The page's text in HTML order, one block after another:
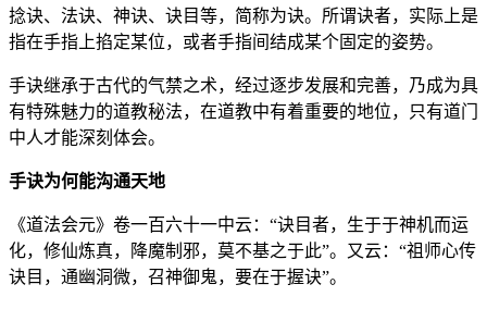
捻诀、法诀、神诀、诀目等，简称为诀。所谓诀者，实际上是
指在手指上掐定某位，或者手指间结成某个固定的姿势。
手诀继承于古代的气禁之术，经过逐步发展和完善，乃成为具
有特殊魅力的道教秘法，在道教中有着重要的地位，只有道门
中人才能深刻体会。
手诀为何能沟通天地
《道法会元》卷一百六十一中云：“诀目者，生于于神机而运
化，修仙炼真，降魔制邪，莫不基之于此”。又云：“祖师心传
诀目，通幽洞微，召神御鬼，要在于握诀”。